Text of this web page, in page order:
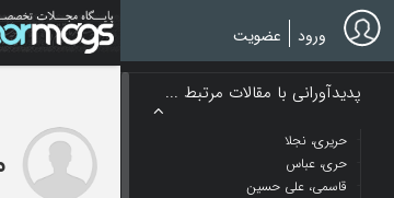
Skip
to
main
ورود عضویت
پدیدآورانی با مقالات مرتبط ...
حریری، نجلا
حری، عباس
قاسمی، علی حسین